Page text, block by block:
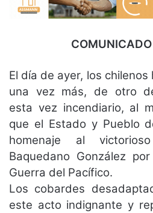
El día de ayer, los
una vez más, de otro
esta vez incendiario, al
que el Estado y Pueblo
homenaje al
Baquedano González
Guerra del Pacífico.
Los cobardes
este acto indignante y